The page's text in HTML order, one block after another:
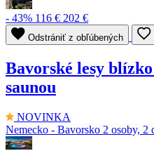
- 43% 116 € 202 €
Odstrániť z obľúbených
Bavorské lesy
saunou
NOVINKA
Nemecko - Bavorsko 2 osoby, 2